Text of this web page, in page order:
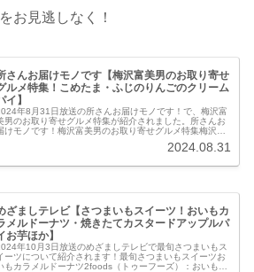
お見逃しなく！
さんお届けモノです【梅沢富美男のお取り寄せ
ルメ特集！こめたま・ふじのりんごのクリーム
イ】
年8月31日放送の所さんお届けモノです！で、梅沢富
男のお取り寄せグルメ特集が紹介されました。所さんお
けモノです！梅沢富美男のお取り寄せグルメ特集梅沢さ
2024.08.31
ざましテレビ【さつまいもスイーツ！おいもカ
メルドーナツ・焼きたてカスタードアップルパ
お芋ほか】
年10月3日放送のめざましテレビで最旬さつまいもス
ーツについて紹介されます！最旬さつまいもスイーツお
もカラメルドーナツ2foods（トゥーフーズ）：おいもカ